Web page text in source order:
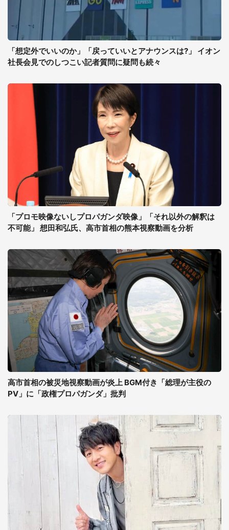
「想定外でいいのか」「戻っていいとアナウンスは?」 イオン
社長会見でのしつこい記者質問に疑問も続々
「プロモ映像ないしプロパガンダ映像」「それ以外の解釈は
不可能」 想田和弘氏、高市首相の熊本視察動画を分析
高市首相の被災地視察動画が炎上 BGM付き「総理が主役の
PV」に「政権プロパガンダ」批判